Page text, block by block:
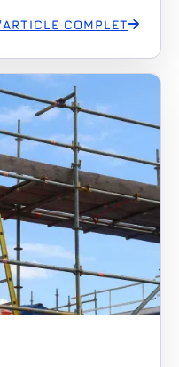
COMPLET